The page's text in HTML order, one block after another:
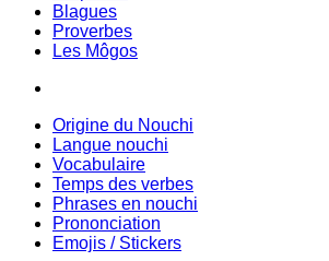
Blagues
Proverbes
Les Môgos
Origine du Nouchi
Langue nouchi
Vocabulaire
Temps des verbes
Phrases en nouchi
Prononciation
Emojis / Stickers